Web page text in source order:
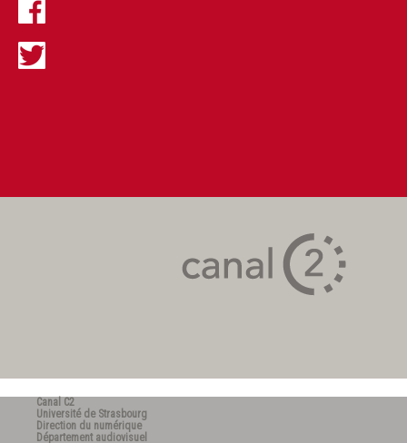
Canal C2
Université de Strasbourg
Direction du numérique
Département audiovisuel